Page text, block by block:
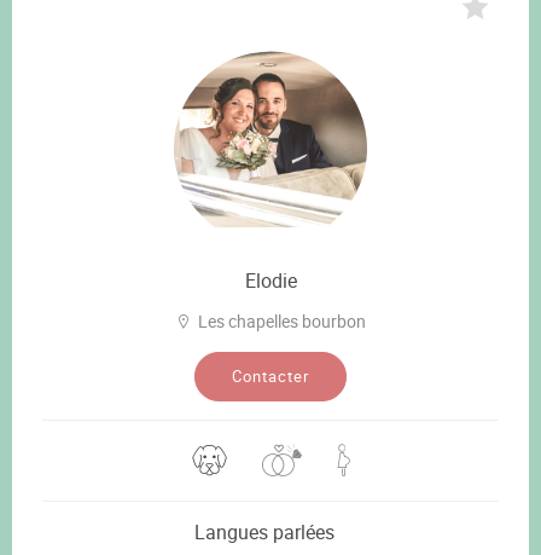
Elodie
Les chapelles bourbon
Contacter
Langues parlées